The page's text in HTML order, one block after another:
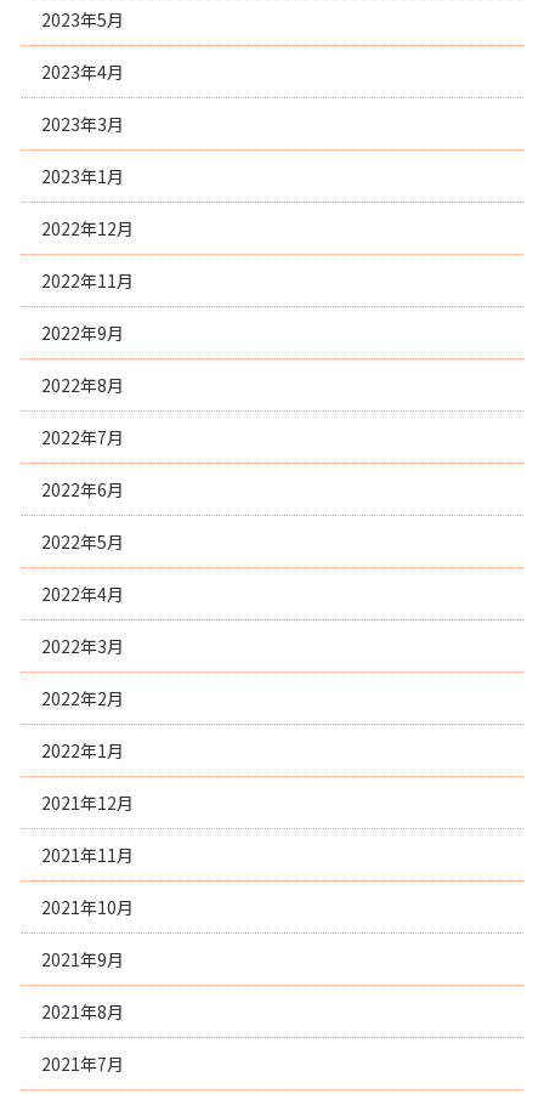
2023年5月
2023年4月
2023年3月
2023年1月
2022年12月
2022年11月
2022年9月
2022年8月
2022年7月
2022年6月
2022年5月
2022年4月
2022年3月
2022年2月
2022年1月
2021年12月
2021年11月
2021年10月
2021年9月
2021年8月
2021年7月